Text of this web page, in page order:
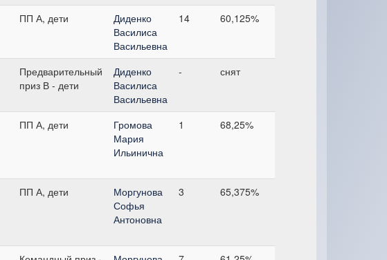
ПП А, дети
Диденко
Василиса
Васильевна
14 60,125%
Предварительный
приз В - дети
Диденко
Василиса
Васильевна
- снят
ПП А, дети
Громова
Мария
Ильинична
1 68,25%
ПП А, дети
Моргунова
Софья
Антоновна
3 65,375%